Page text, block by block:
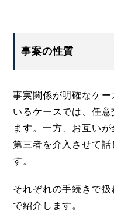
事案の性質
事実関係が明確なケ
いるケースでは、任
ます。一方、お互いが
第三者を介入させて
す。
それぞれの手続きで
で紹介します。